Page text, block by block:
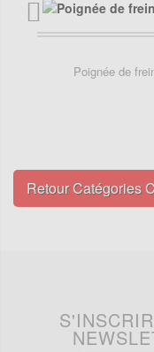
Poignée de
Retour Catégories